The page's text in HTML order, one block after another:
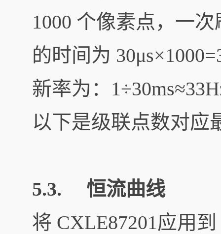
1000 个像素点，一
的时间为
新率为：
以下是级联点数对应
5.3. 恒流曲线
将 CXLE87201应用